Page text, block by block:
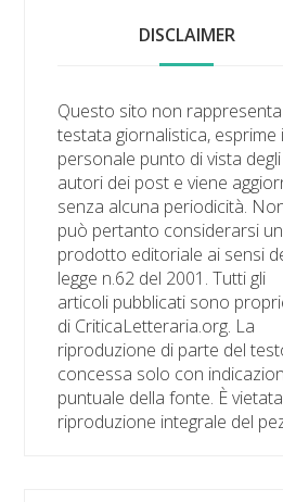
DISCLAIMER
Questo sito non
testata giornalistica, esprime
personale punto di vista degli
autori dei post e viene
senza alcuna periodicità.
può pertanto considerarsi un
prodotto editoriale ai sensi
legge n.62 del 2001. Tutti gli
articoli pubblicati sono
di CriticaLetteraria.org. La
riproduzione di parte del
concessa solo con
puntuale della fonte. È
riproduzione integrale del